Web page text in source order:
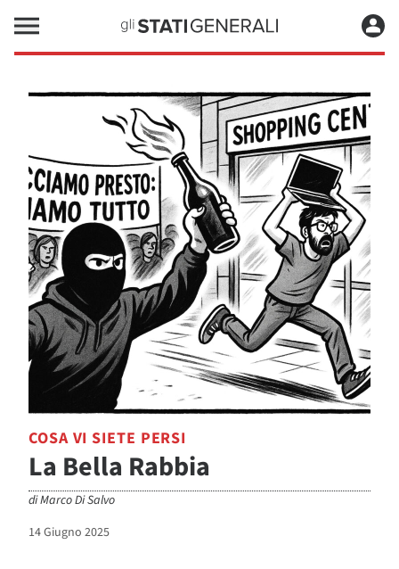
COSA VI SIETE PERSI
La Bella Rabbia
diMarco Di Salvo
14 Giugno 2025